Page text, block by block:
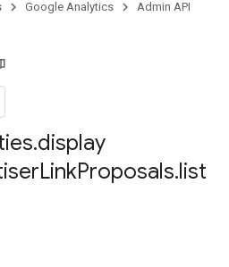
Google Analytics
Admin API
.display
LinkProposals.list